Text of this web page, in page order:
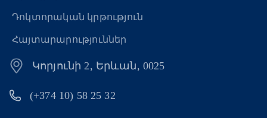
Դոկտորական կրթություն
Հայտարարություններ
Կորյունի 2, Երևան, 0025
(+374 10) 58 25 32